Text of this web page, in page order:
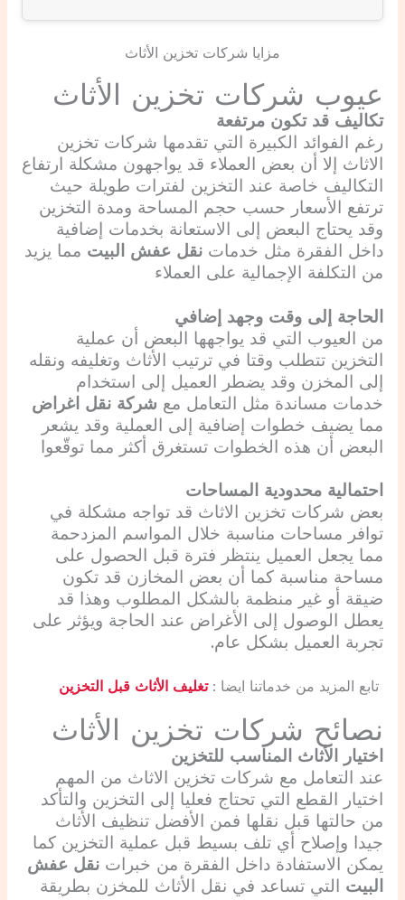
مزايا شركات تخزين الأثاث
عيوب شركات تخزين الأثاث
تكاليف قد تكون مرتفعة
رغم الفوائد الكبيرة التي تقدمها شركات تخزين
الاثاث إلا أن بعض العملاء قد يواجهون مشكلة ارتفاع
التكاليف خاصة عند التخزين لفترات طويلة حيث
ترتفع الأسعار حسب حجم المساحة ومدة التخزين
وقد يحتاج البعض إلى الاستعانة بخدمات إضافية
داخل الفقرة مثل خدمات نقل عفش البيت مما يزيد
من التكلفة الإجمالية على العملاء
الحاجة إلى وقت وجهد إضافي
من العيوب التي قد يواجهها البعض أن عملية
التخزين تتطلب وقتا في ترتيب الأثاث وتغليفه ونقله
إلى المخزن وقد يضطر العميل إلى استخدام
خدمات مساندة مثل التعامل مع شركة نقل اغراض
مما يضيف خطوات إضافية إلى العملية وقد يشعر
البعض أن هذه الخطوات تستغرق أكثر مما توقّعوا
احتمالية محدودية المساحات
بعض شركات تخزين الاثاث قد تواجه مشكلة في
توافر مساحات مناسبة خلال المواسم المزدحمة
مما يجعل العميل ينتظر فترة قبل الحصول على
مساحة مناسبة كما أن بعض المخازن قد تكون
ضيقة أو غير منظمة بالشكل المطلوب وهذا قد
يعطل الوصول إلى الأغراض عند الحاجة ويؤثر على
تجربة العميل بشكل عام.
تابع المزيد من خدماتنا ايضا :تغليف الأثاث قبل التخزين
نصائح شركات تخزين الأثاث
اختيار الأثاث المناسب للتخزين
عند التعامل مع شركات تخزين الاثاث من المهم
اختيار القطع التي تحتاج فعليا إلى التخزين والتأكد
من حالتها قبل نقلها فمن الأفضل تنظيف الأثاث
جيدا وإصلاح أي تلف بسيط قبل عملية التخزين كما
يمكن الاستفادة داخل الفقرة من خبرات نقل عفش
البيت التي تساعد في نقل الأثاث للمخزن بطريقة